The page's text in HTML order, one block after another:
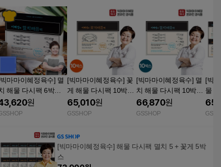
마마이혜정육수] 멸
해물 다시팩 6박스
x 60개)
원
[빅마마이혜정육수] 꽃
게 해물 다시팩 10박스
150g 천연원물
65,010원
GSSHOP
[빅마마이혜정육수] 멸
치 해물 다시팩 10박스
천연원물
66,870원
GSSHOP
[빅
물
게 5
[빅마마이혜정육수] 해물 다시팩 멸치 5 + 꽃게 5박
스